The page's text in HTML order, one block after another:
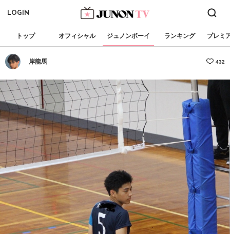
LOGIN
トップ オフィシャル ジュノンボーイ ランキング プレミ
岸龍馬 432